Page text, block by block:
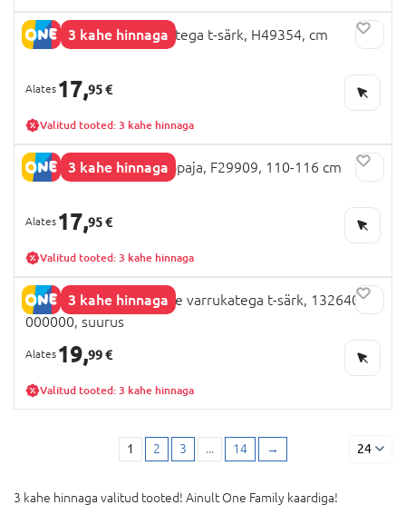
3 kahe hinnaga
NEXT lühikeste varrukatega t-särk, H49354, cm
17,95 €
Valitud tooted: 3 kahe hinnaga
3 kahe hinnaga
NEXT PAW PATROL hüppaja, F29909, 110-116 cm
17,95 €
Valitud tooted: 3 kahe hinnaga
3 kahe hinnaga
NAME IT KPOP lühikeste varrukatega t-särk, 13264031-
000000, suurus
19,99 €
Valitud tooted: 3 kahe hinnaga
1 2 3 ... 14 → 24
3 kahe hinnaga valitud tooted! Ainult One Family kaardiga!